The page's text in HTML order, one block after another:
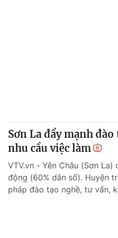
Sơn La đẩy mạnh
nhu cầu việc làm
VTV.vn - Yên Châu (Sơn
động (60% dân số). Huyện
pháp đào tạo nghề, tư vấn,